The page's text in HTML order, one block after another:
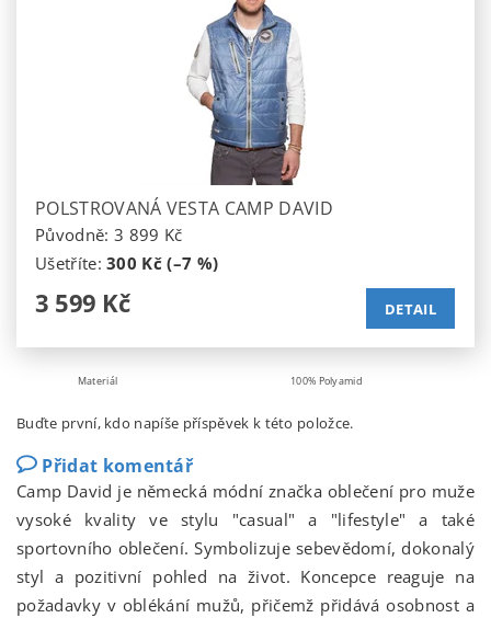
POLSTROVANÁ VESTA CAMP DAVID
Původně: 3 899 Kč
Ušetříte:300 Kč (–7 %)
3 599 Kč DETAIL
Materiál 100% Polyamid
Buďte první, kdo napíše příspěvek k této položce.
Přidat komentář
Camp David je německá módní značka oblečení pro muže
vysoké kvality ve stylu "casual" a "lifestyle" a také
sportovního oblečení. Symbolizuje sebevědomí, dokonalý
styl a pozitivní pohled na život. Koncepce reaguje na
požadavky v oblékání mužů, přičemž přidává osobnost a